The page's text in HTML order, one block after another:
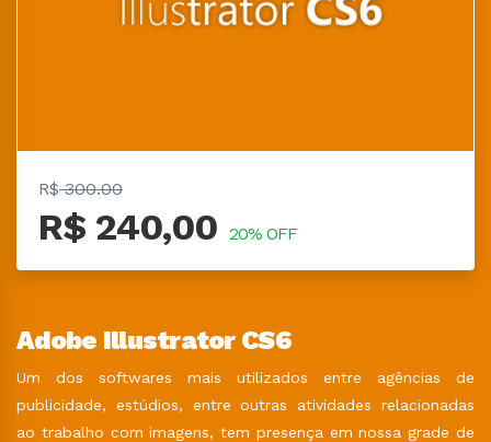
R$300.00
R$ 240,00 20% OFF
Adobe Illustrator CS6
Um dos softwares mais utilizados entre agências de
publicidade, estúdios, entre outras atividades relacionadas
ao trabalho com imagens, tem presença em nossa grade de